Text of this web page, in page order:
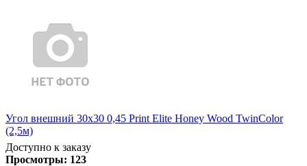
Угол внешний 30х30 0,45 Print Elite Honey Wood TwinColor
(2,5м)
Доступно к заказу
Просмотры: 123